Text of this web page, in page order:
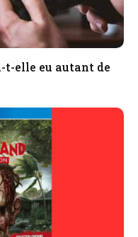
t-elle eu autant de